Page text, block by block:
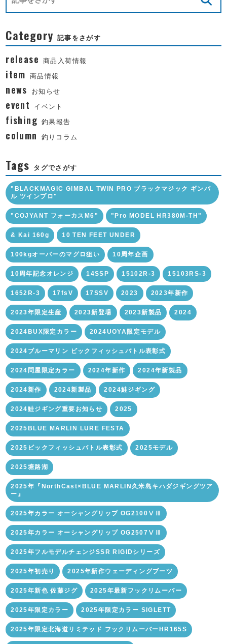
Category 記事をさがす
release 商品入荷情報
item 商品情報
news お知らせ
event イベント
fishing 釣果報告
column 釣りコラム
Tags タグでさがす
"BLACKMAGIC GIMBAL TWIN PRO ブラックマジック ギンバ
ル ツインプロ"
"COJYANT フォーカスM6" "Pro MODEL HR380M-TH"
& Kai 160g 10 TEN FEET UNDER
100kgオーバーのマグロ狙い 10周年企画
10周年記念オレンジ 14SSP 15102R-3 15103RS-3
1652R-3 17fsV 17SSV 2023 2023年新作
2023年限定生産 2023新登場 2023新製品 2024
2024BUX限定カラー 2024UOYA限定モデル
2024ブルーマリン ビックフィッシュバトル表彰式
2024問屋限定カラー 2024年新作 2024年新製品
2024新作 2024新製品 2024鮭ジギング
2024鮭ジギング重要お知らせ 2025
2025BLUE MARLIN LURE FESTA
2025ビックフィッシュバトル表彰式 2025モデル
2025塘路湖
2025年『NorthCast×BLUE MARLIN久米島キハダジギングツア
ー』
2025年カラー オーシャングリップ OG2100ⅤⅢ
2025年カラー オーシャングリップ OG2507ⅤⅢ
2025年フルモデルチェンジSSR RIGIDシリーズ
2025年初売り 2025年新作ウェーディングブーツ
2025年新色 佐藤ジグ 2025年最新フックリムーバー
2025年限定カラー 2025年限定カラー SIGLETT
2025年限定北海道リミテッド フックリムーバーHR165S